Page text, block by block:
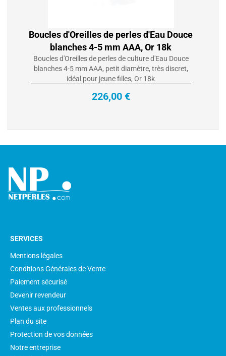
Collier Pendentif en Or 18k et perle de
culture de Tahiti
perle de culture de Tahiti qualité AA+ ou AAA à
partir de 8 à 9 mm, chaine 42/45 cm incluse
530,00 €
226,00 €
SERVICES
Mentions légales
Conditions Générales de Vente
Paiement sécurisé
Devenir revendeur
Ventes aux professionnels
Plan du site
Protection de vos données
Notre entreprise